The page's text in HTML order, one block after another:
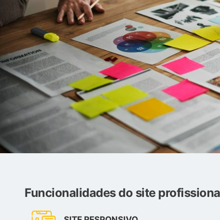
Funcionalidades do site